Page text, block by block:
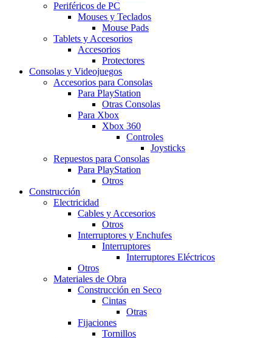
Periféricos de PC
Mouses y Teclados
Mouse Pads
Tablets y Accesorios
Accesorios
Protectores
Consolas y Videojuegos
Accesorios para Consolas
Para PlayStation
Otras Consolas
Para Xbox
Xbox 360
Controles
Joysticks
Repuestos para Consolas
Para PlayStation
Otros
Construcción
Electricidad
Cables y Accesorios
Otros
Interruptores y Enchufes
Interruptores
Interruptores Eléctricos
Otros
Materiales de Obra
Construcción en Seco
Cintas
Otras
Fijaciones
Tornillos